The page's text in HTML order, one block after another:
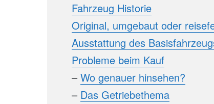
Fahrzeug Historie
Original, umgebaut oder
Ausstattung des
Probleme beim Kauf
– Wo genauer hinsehen?
– Das Getriebethema